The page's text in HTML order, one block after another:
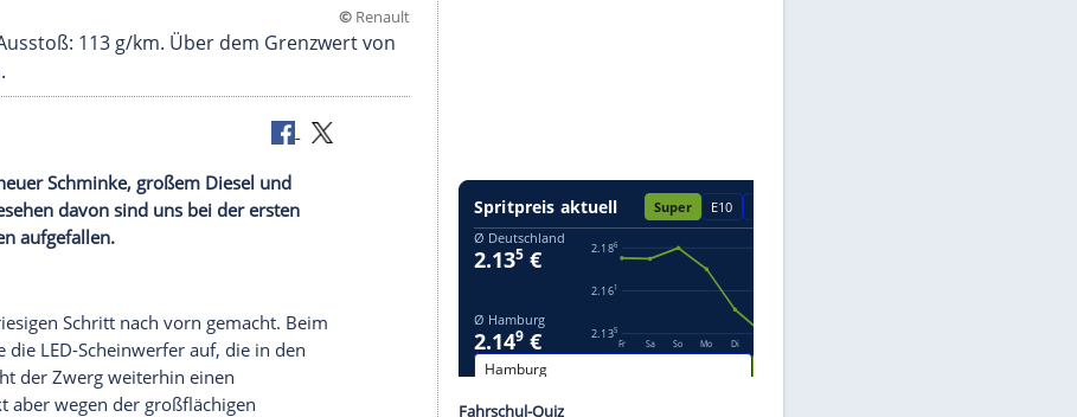
©Renault
CO2-Ausstoß: 113 g/km. Über dem Grenzwert von
54 g/km.